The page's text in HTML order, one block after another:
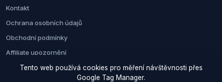
Kontakt
Ochrana osobních údajů
Obchodní podmínky
Affiliate upozornění
Tento web používá cookies pro měření návštěvnosti přes
Google Tag Manager.